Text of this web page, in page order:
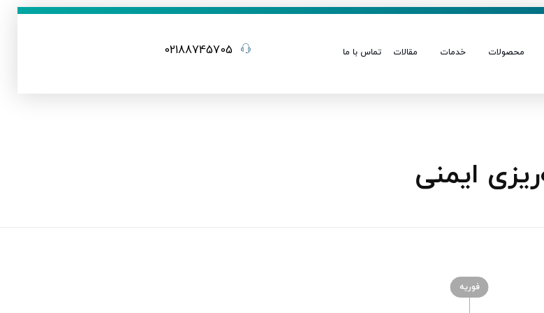
محصولات خدمات مقالات تماس با ما 02188745705
ایمنی
فوریه